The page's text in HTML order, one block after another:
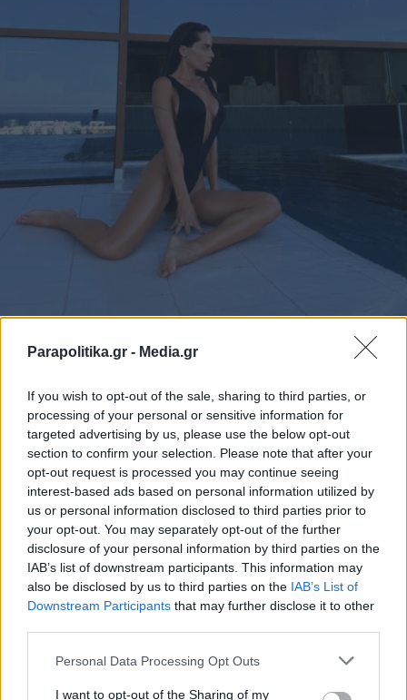
Parapolitika.gr - Media.gr
If you wish to opt-out of the sale, sharing to third parties, or
processing of your personal or sensitive information for
targeted advertising by us, please use the below opt-out
section to confirm your selection. Please note that after your
opt-out request is processed you may continue seeing
interest-based ads based on personal information utilized by
us or personal information disclosed to third parties prior to
your opt-out. You may separately opt-out of the further
disclosure of your personal information by third parties on the
IAB’s list of downstream participants. This information may
also be disclosed by us to third parties on the IAB’s List of
Downstream Participants that may further disclose it to other
Personal Data Processing Opt Outs
I want to opt-out of the Sharing of my
Εγγραφή στο newsletter